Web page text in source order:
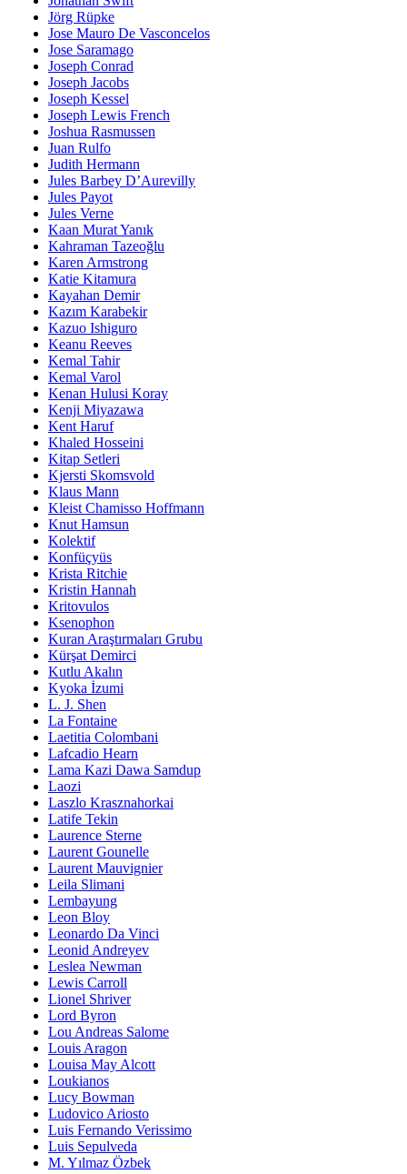
Jörg Rüpke
Jose Mauro De Vasconcelos
Jose Saramago
Joseph Conrad
Joseph Jacobs
Joseph Kessel
Joseph Lewis French
Joshua Rasmussen
Juan Rulfo
Judith Hermann
Jules Barbey D’Aurevilly
Jules Payot
Jules Verne
Kaan Murat Yanık
Kahraman Tazeoğlu
Karen Armstrong
Katie Kitamura
Kayahan Demir
Kazım Karabekir
Kazuo Ishiguro
Keanu Reeves
Kemal Tahir
Kemal Varol
Kenan Hulusi Koray
Kenji Miyazawa
Kent Haruf
Khaled Hosseini
Kitap Setleri
Kjersti Skomsvold
Klaus Mann
Kleist Chamisso Hoffmann
Knut Hamsun
Kolektif
Konfüçyüs
Krista Ritchie
Kristin Hannah
Kritovulos
Ksenophon
Kuran Araştırmaları Grubu
Kürşat Demirci
Kutlu Akalın
Kyoka İzumi
L. J. Shen
La Fontaine
Laetitia Colombani
Lafcadio Hearn
Lama Kazi Dawa Samdup
Laozi
Laszlo Krasznahorkai
Latife Tekin
Laurence Sterne
Laurent Gounelle
Laurent Mauvignier
Leila Slimani
Lembayung
Leon Bloy
Leonardo Da Vinci
Leonid Andreyev
Leslea Newman
Lewis Carroll
Lionel Shriver
Lord Byron
Lou Andreas Salome
Louis Aragon
Louisa May Alcott
Loukianos
Lucy Bowman
Ludovico Ariosto
Luis Fernando Verissimo
Luis Sepulveda
M. Yılmaz Özbek